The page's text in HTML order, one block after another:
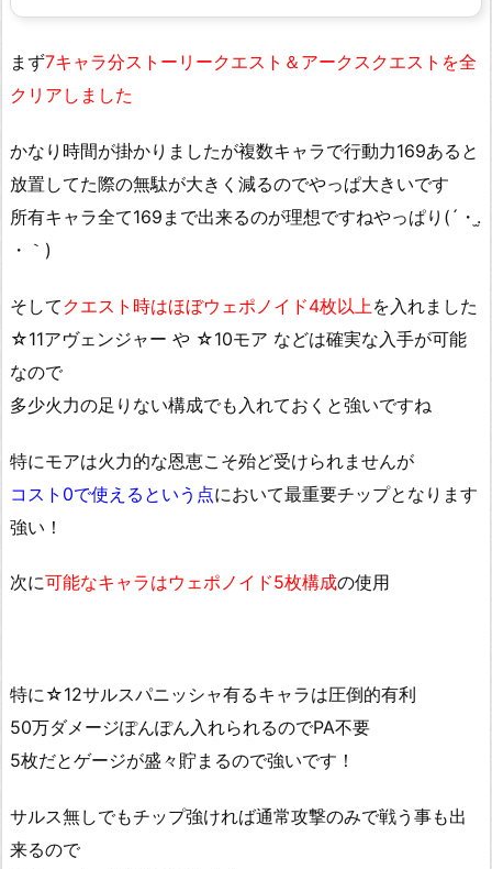
まず7キャラ分ストーリークエスト＆アークスクエストを全
クリアしました
かなり時間が掛かりましたが複数キャラで行動力169あると
放置してた際の無駄が大きく減るのでやっぱ大きいです
所有キャラ全て169まで出来るのが理想ですねやっぱり(´・.̫
・｀)
そして クエスト時はほぼウェポノイド4枚以上 を入れました
☆11アヴェンジャー や ☆10モア などは確実な入手が可能
なので
多少火力の足りない構成でも入れておくと強いですね
特にモアは火力的な恩恵こそ殆ど受けられませんが
コスト0で使えるという点において最重要チップとなります
強い！
次に可能なキャラはウェポノイド5枚構成の使用
特に☆12サルスパニッシャ有るキャラは圧倒的有利
50万ダメージぽんぽん入れられるのでPA不要
5枚だとゲージが盛々貯まるので強いです！
サルス無しでもチップ強ければ通常攻撃のみで戦う事も出
来るので